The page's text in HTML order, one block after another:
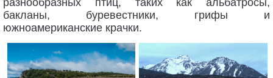
бакланы, буревестники, грифы и
южноамериканские крачки.